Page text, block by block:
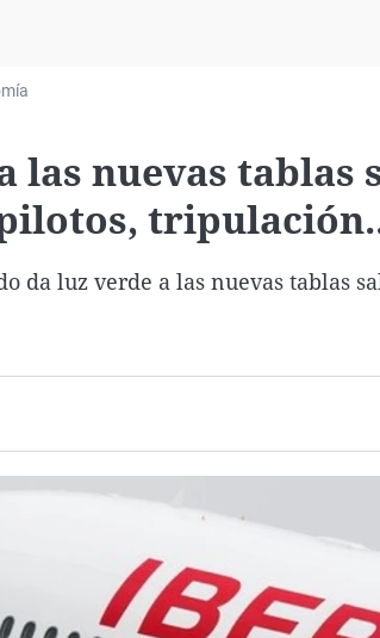
el
Equipo de investigación
Negra
País Vasco
las nuevas
da luz verde a las nuevas tablas